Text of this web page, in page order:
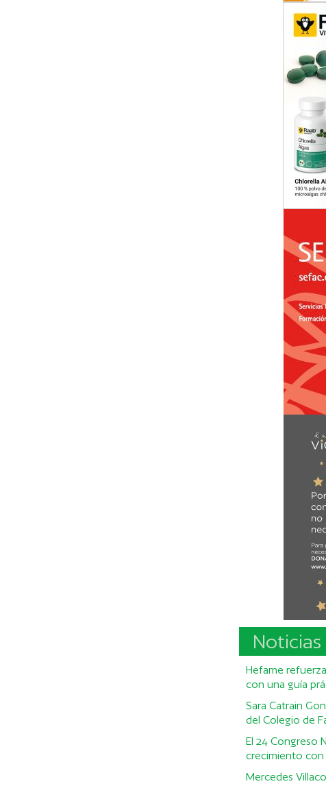
Noticias
Hefame
con una guía
Sara Catrain
del Colegio de
El 24 Congreso
crecimiento
Mercedes